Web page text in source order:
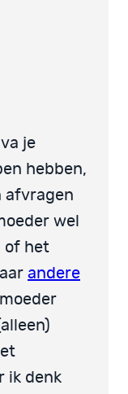
je
hebben,
afvragen
wel
of het
andere
ik denk